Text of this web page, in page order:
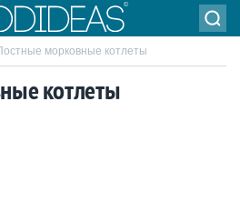
морковные котлеты
котлеты